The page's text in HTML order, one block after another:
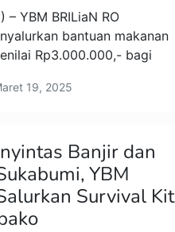
– YBM BRILiaN RO
bantuan makanan
Rp3.000.000,- bagi
19, 2025
Banjir dan
YBM
Survival Kit